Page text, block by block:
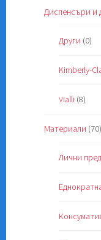
Диспенсъри и
Други (0)
Kimberly-
Vialli (8)
Материали (70)
Лични